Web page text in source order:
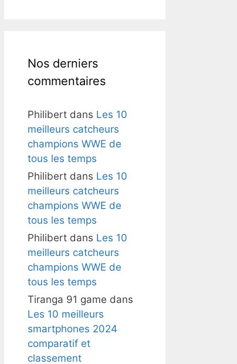
Nos derniers
commentaires
Philibert dans Les 10
meilleurs catcheurs
champions WWE de
tous les temps
Philibert dans Les 10
meilleurs catcheurs
champions WWE de
tous les temps
Philibert dans Les 10
meilleurs catcheurs
champions WWE de
tous les temps
Tiranga 91 game dans
Les 10 meilleurs
smartphones 2024
comparatif et
classement